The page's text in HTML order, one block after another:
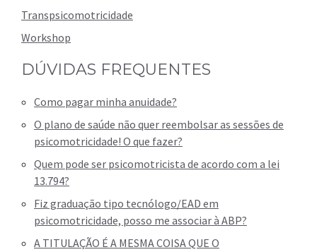
Transpsicomotricidade
Workshop
DÚVIDAS FREQUENTES
Como pagar minha anuidade?
O plano de saúde não quer reembolsar as sessões de
psicomotricidade! O que fazer?
Quem pode ser psicomotricista de acordo com a lei
13.794?
Fiz graduação tipo tecnólogo/EAD em
psicomotricidade, posso me associar à ABP?
A TITULAÇÃO É A MESMA COISA QUE O